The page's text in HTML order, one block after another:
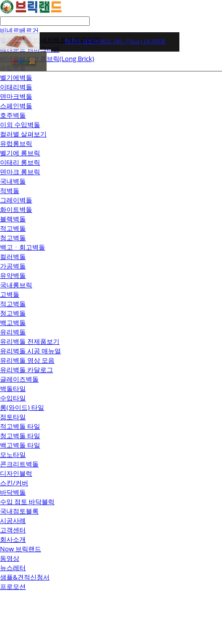
비네르베르거
벨기에벽돌 비네르베르거 정규라인
에겐순드 덴마크라인
비네르베르거 롱브릭(Long Brick)
수입벽돌
벨기에벽돌
이태리벽돌
덴마크벽돌
스페인벽돌
호주벽돌
이외 수입벽돌
컬러별 살펴보기
유럽롱브릭
벨기에 롱브릭
이태리 롱브릭
덴마크 롱브릭
국내벽돌
적벽돌
그레이벽돌
화이트벽돌
블랙벽돌
적고벽돌
청고벽돌
백고ㆍ회고벽돌
컬러벽돌
가공벽돌
유약벽돌
국내롱브릭
고벽돌
적고벽돌
청고벽돌
백고벽돌
유리벽돌
유리벽돌 전제품보기
유리벽돌 시공 매뉴얼
유리벽돌 영상 모음
유리벽돌 카달로그
글레이즈벽돌
벽돌타일
수입타일
롱(와이드) 타일
점토타일
적고벽돌 타일
청고벽돌 타일
백고벽돌 타일
모노타일
콘크리트벽돌
디자인블럭
스킨/커버
바닥벽돌
수입 점토 바닥블럭
국내점토블록
시공사례
고객센터
회사소개
Now 브릭랜드
동영상
뉴스레터
샘플&견적신청서
프로모션
BLT01 점토30 레드 240 / (1box) 14,300원
전화상담